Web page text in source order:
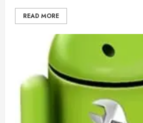
READ MORE